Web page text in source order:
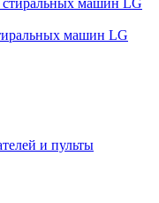
машин LG
и пульты